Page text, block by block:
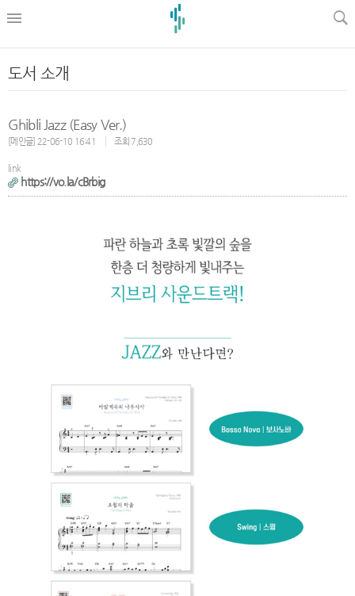
도서 소개
Ghibli Jazz (Easy Ver.)
[메인글] 22-06-10 16:41 조회 7,630
link
https://vo.la/cBrbig